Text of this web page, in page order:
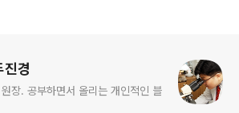
진경
인적인 블